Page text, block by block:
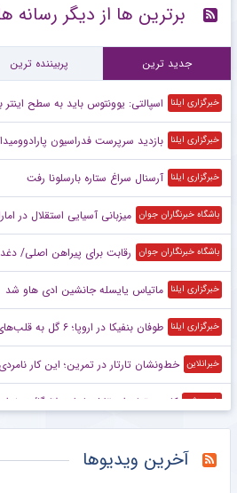
برترین ها از دیگر رسانه
جدید ترین پربیننده ترین
خبرگزاری ایلنا اسپالتی: یوونتوس باید به سطح اینتر
خبرگزاری ایلنا بازدید سرپرست فدراسیون پارادوومیدانی و مدیرکل ورزش و جوانان استان
خبرگزاری ایلنا آرسنال سراغ ستاره بارسلونا رفت
باشگاه خبرنگاران جوان میزبانی آسیایی استقلال در
باشگاه خبرنگاران جوان رقابت برای پیراهن اصلی/ دغدغه شیرین
خبرگزاری ایلنا ماتیاس یایسله جانشین ادی هاو شد
خبرگزاری ایلنا طوفان بنفیکا در اروپا؛ ۶ گل به قلب‌های بی‌دفاع هارتس
خبرانلاین خط‌ونشان تارتار در تمرین؛ این کار
خبرورزشی کادوی تولد استقلال با طعم لالیگا/
تصمیم قطعی طارمی برای جدایی از
آخرین ویدیوها